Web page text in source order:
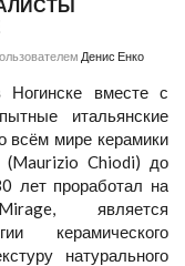
Денис Енко
вместе с
итальянские
всём мире керамики
(Maurizio Chiodi) до
лет проработал на
является
керамического
натурального